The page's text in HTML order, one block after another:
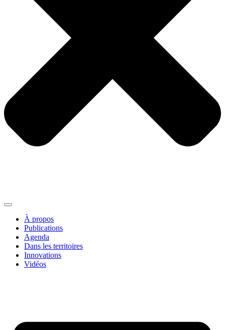
À propos
Publications
Agenda
Dans les territoires
Innovations
Vidéos